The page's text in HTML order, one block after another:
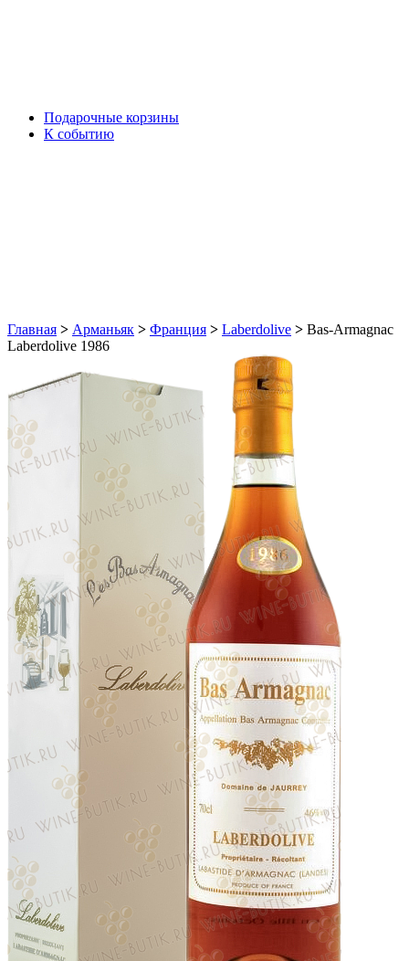
Подарочные корзины
К событию
Главная > Арманьяк > Франция > Laberdolive > Bas-Armagnac
Laberdolive 1986